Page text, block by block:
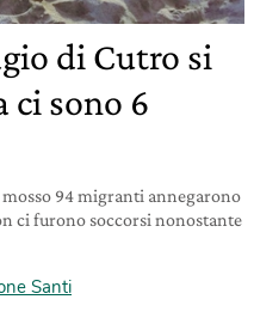
di Cutro si
ci sono 6
94 migranti annegarono
ci furono soccorsi nonostante
Santi